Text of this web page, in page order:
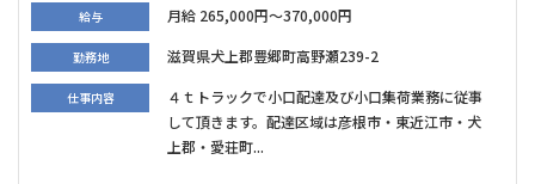
給与 月給 265,000円～370,000円
勤務地 滋賀県犬上郡豊郷町高野瀬239-2
仕事内容
４ｔトラックで小口配達及び小口集荷業務に従事
して頂きます。配達区域は彦根市・東近江市・犬
上郡・愛荘町...